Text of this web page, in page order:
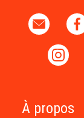
À propos